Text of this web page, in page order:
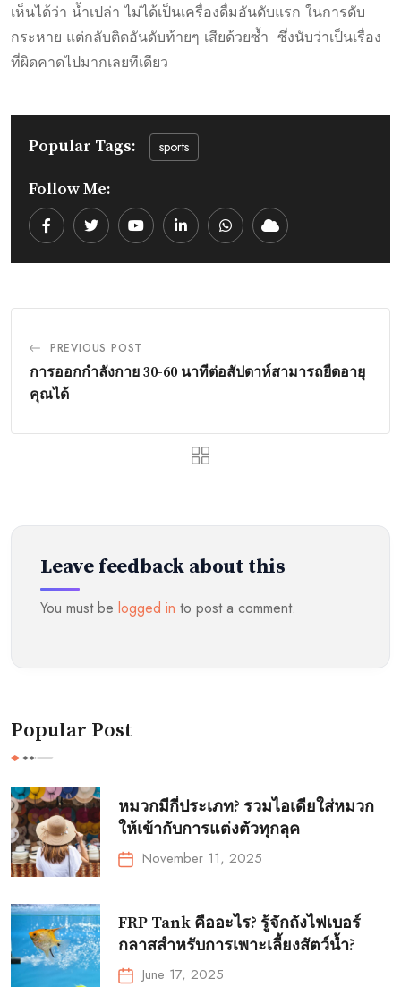
เห็นได้ว่า น้ำเปล่า ไม่ได้เป็นเครื่องดื่มอันดับแรก ในการดับ
กระหาย แต่กลับติดอันดับท้ายๆ เสียด้วยซ้ำ ซึ่งนับว่าเป็นเรื่อง
ที่ผิดคาดไปมากเลยทีเดียว
Popular Tags: sports
Follow Me:
YoutubeLinkedInWhatsapp
Cloud
PREVIOUS POST
การออกกำลังกาย 30-60 นาทีต่อสัปดาห์สามารถยืดอายุ
คุณได้
Leave feedback about this
You must be logged in to post a comment.
Popular Post
หมวกมีกี่ประเภท? รวมไอเดียใส่หมวก
ให้เข้ากับการแต่งตัวทุกลุค
November 11, 2025
FRP Tank คืออะไร? รู้จักถังไฟเบอร์
กลาสสำหรับการเพาะเลี้ยงสัตว์น้ำ?
June 17, 2025